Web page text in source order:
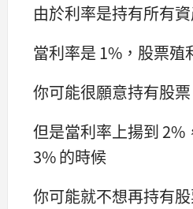
由於利率是持有所有
當利率是 1%，股票殖
你可能很願意持有股票
但是當利率上揚到 2%
3% 的時候
你可能就不想再持有